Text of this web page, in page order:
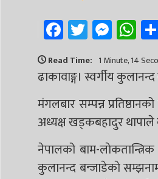
Facebook
Twitter
Read Time: 1 Minute, 14
ढाकावाङ्ग। स्वर्गीय
मंगलबार सम्पन्न
अध्यक्ष खड्कबहादुर थापाले
नेपालको बाम-लाेकतान्त्रिक
कुलानन्द बन्जाडेकाे